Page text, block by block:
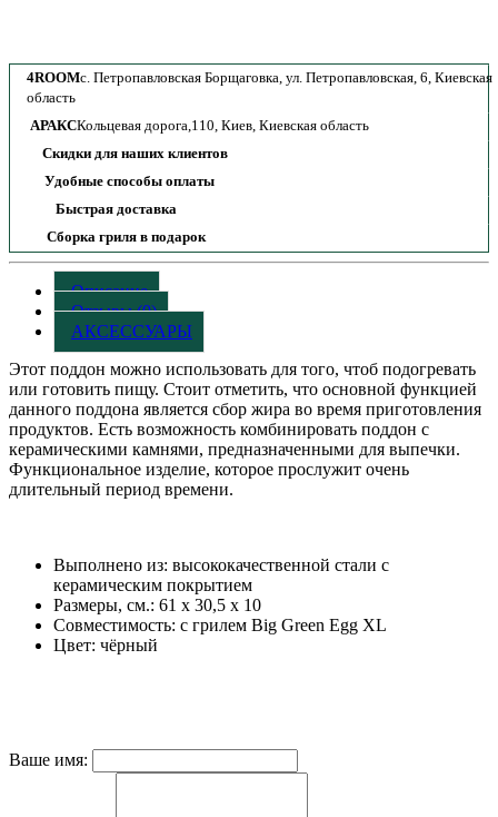
4ROOMс. Петропавловская Борщаговка, ул. Петропавловская, 6, Киевская
область
АРАКСКольцевая дорога,110, Киев, Киевская область
Скидки для наших клиентов
Удобные способы оплаты
Быстрая доставка
Сборка гриля в подарок
Описание
Отзывы (0)
АКСЕССУАРЫ
Этот поддон можно использовать для того, чтоб подогревать
или готовить пищу. Стоит отметить, что основной функцией
данного поддона является сбор жира во время приготовления
продуктов. Есть возможность комбинировать поддон с
керамическими камнями, предназначенными для выпечки.
Функциональное изделие, которое прослужит очень
длительный период времени.
Выполнено из: высококачественной стали с
керамическим покрытием
Размеры, см.: 61 х 30,5 х 10
Совместимость: с грилем Big Green Egg XL
Цвет: чёрный
Ваше имя: